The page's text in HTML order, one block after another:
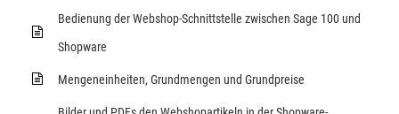
Bedienung der Webshop-Schnittstelle zwischen Sage 100 und
Shopware
Mengeneinheiten, Grundmengen und Grundpreise